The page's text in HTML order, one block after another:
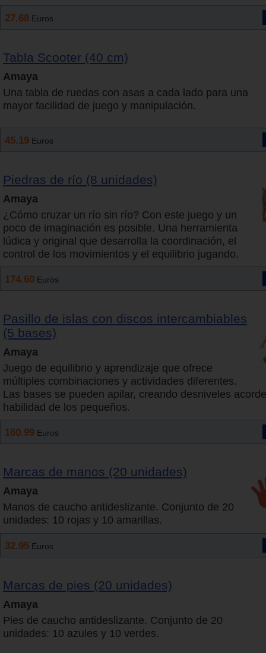
27.68 Euros
Tabla Scooter (40 cm)
Amaya
Una tabla de ruedas con asas a cada lado para una
mayor facilidad de juego y manipulación.
45.19 Euros
Piedras de río (8 unidades)
Amaya
¿Cómo cruzar un río sin río? Con este juego y un
poco de imaginación es posible. Una herramienta
lúdica y original que desarrolla la coordinación, el
control de los movimientos y el equilibrio jugando.
174.60 Euros
Pasillo de islas con discos intercambiables
(5 bases)
Amaya
Juego de equilibrio y aprendizaje que ofrece
múltiples combinaciones y actividades diferentes.
Las bases se pueden apilar, creando desniveles
habilidad de los pequeños.
160.99 Euros
Marcas de manos (20 unidades)
Amaya
Manos de caucho antideslizante. Conjunto de 20
unidades: 10 rojas y 10 amarillas.
32.95 Euros
Marcas de pies (20 unidades)
Amaya
Pies de caucho antideslizante. Conjunto de 20
unidades: 10 azules y 10 verdes.